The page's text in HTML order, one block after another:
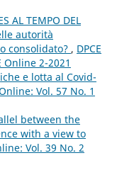
AL TEMPO DEL
autorità
consolidato? , DPCE
Online 2-2021
e lotta al Covid-
Vol. 57 No. 1
between the
with a view to
Vol. 39 No. 2